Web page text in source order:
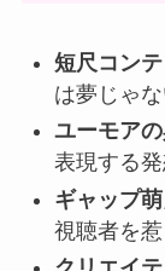
短尺コン
は夢じゃな
ユーモア
表現する発
ギャップ萌
視聴者を惹